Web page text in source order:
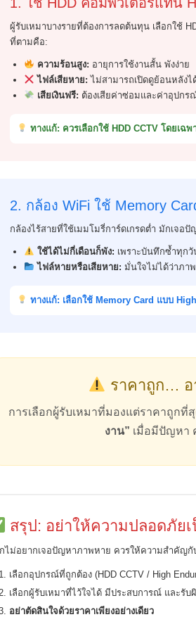
ผู้รับเหมาบางรายที่ต้องการลดต้นทุน เลือกใช้
ที่ตามคือ:
ความร้อนสูง: อายุการใช้งานสั้น พังง่าย
ไฟล์เสียหาย: ไม่สามารถเปิดดูย้อนหลัง
เสียเงินฟรี: ต้องเสียค่าซ่อมและค่าอุปก
ทางแก้: ควรเลือกใช้ HDD CCTV โดยเฉ
2. กล้อง WiFi ใช้ Memory
กล้องไร้สายที่ใช้เมมโมรี่การ์ดเกรดต่ำ มักเจอ
ใช้ได้ไม่กี่เดือนก็พัง: เพราะบันทึกซ้ำทุก
ไฟล์หายหรือเสียหาย: มั่นใจไม่ได้ว่าภา
ทางแก้: เลือกใช้ Memory Card แบบ
ราคาถูก…
การเลือกผู้รับเหมาที่มองแต่ราคาถูก
งาน” เมื่อมีปัญหา
สรุป: อย่าให้ความปลอดภัยเ
ไม่อยากเจอปัญหาภาพหาย ควรให้ความสำคัญกั
เลือกอุปกรณ์ที่ถูกต้อง (HDD CCTV / High
เลือกผู้รับเหมาที่ไว้ใจได้ มีประสบการณ์ และรับ
อย่าตัดสินใจด้วยราคาเพียงอย่างเดียว